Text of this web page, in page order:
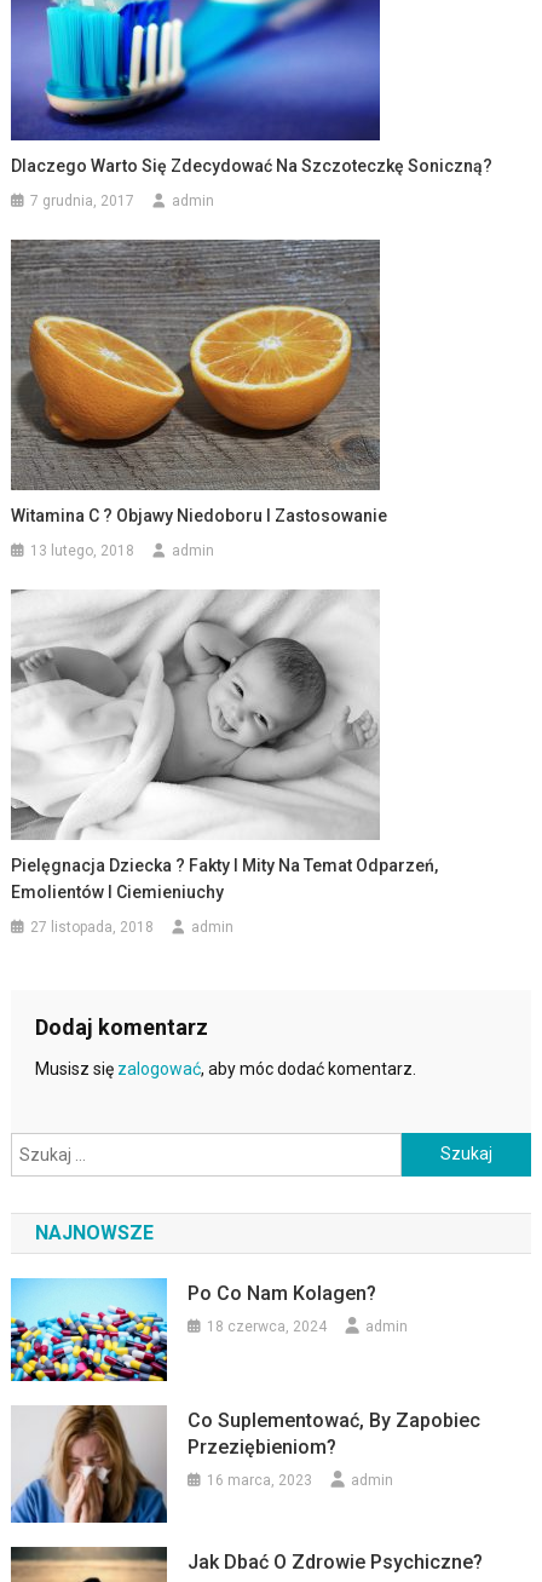
Dlaczego Warto Się Zdecydować Na Szczoteczkę Soniczną?
7 grudnia, 2017 admin
Witamina C ? Objawy Niedoboru I Zastosowanie
13 lutego, 2018 admin
Pielęgnacja Dziecka ? Fakty I Mity Na Temat Odparzeń,
Emolientów I Ciemieniuchy
27 listopada, 2018 admin
Dodaj komentarz
Musisz się zalogować, aby móc dodać komentarz.
Szukaj:
NAJNOWSZE
Po Co Nam Kolagen?
18 czerwca, 2024 admin
Co Suplementować, By Zapobiec
Przeziębieniom?
16 marca, 2023 admin
Jak Dbać O Zdrowie Psychiczne?